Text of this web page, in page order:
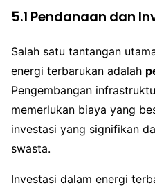
5.1 Pendanaan dan
Salah satu tantangan
energi terbarukan adalah
Pengembangan
memerlukan biaya yang
investasi yang signifikan
swasta.
Investasi dalam energi